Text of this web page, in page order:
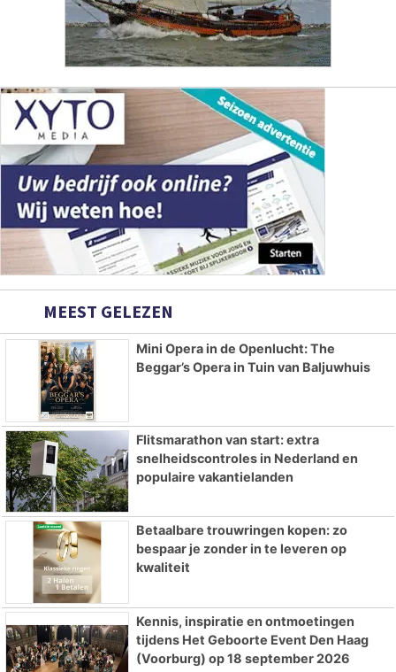
MEEST GELEZEN
Mini Opera in de Openlucht: The
Beggar’s Opera in Tuin van Baljuwhuis
Flitsmarathon van start: extra
snelheidscontroles in Nederland en
populaire vakantielanden
Betaalbare trouwringen kopen: zo
bespaar je zonder in te leveren op
kwaliteit
Kennis, inspiratie en ontmoetingen
tijdens Het Geboorte Event Den Haag
(Voorburg) op 18 september 2026